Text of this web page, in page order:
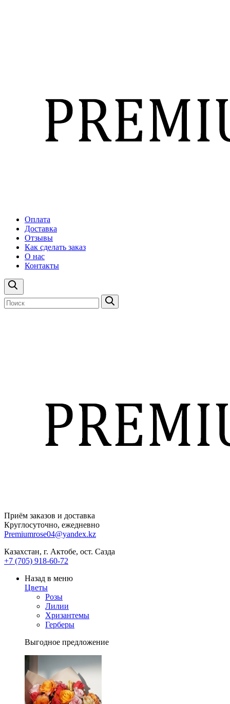
Оплата
Доставка
Отзывы
Как сделать заказ
О нас
Контакты
Приём заказов и доставка
Круглосуточно, ежедневно
Premiumrose04@yandex.kz
Казахстан, г. Актобе, ост. Сазда
+7 (705) 918-60-72
Назад в меню
Цветы
Розы
Лилии
Хризантемы
Герберы
Выгодное предложение